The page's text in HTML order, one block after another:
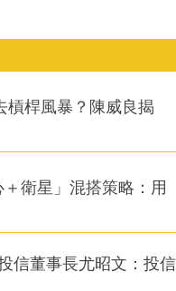
槓桿風暴？陳威良揭
衛星」混搭策略：用
信董事長尤昭文：投信